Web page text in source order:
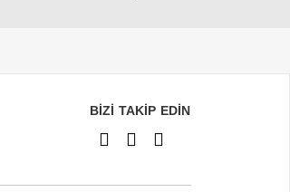
BİZİ TAKİP EDİN